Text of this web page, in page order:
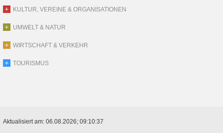
KULTUR, VEREINE & ORGANISATIONEN
UMWELT & NATUR
WIRTSCHAFT & VERKEHR
TOURISMUS
Aktualisiert am: 06.08.2026; 09:10:37